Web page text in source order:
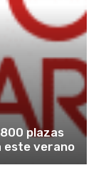
plazas
este verano